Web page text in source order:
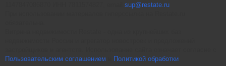
sup@restate.ru
Пользовательским соглашением
Политикой обработки